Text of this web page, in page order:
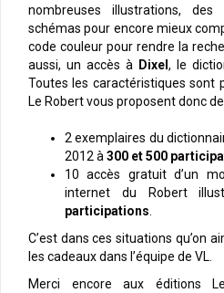
nombreuses illustrations,
schémas pour encore mieux
code couleur pour rendre la
aussi, un accès à Dixel, le
Toutes les caractéristiques sont
Le Robert vous proposent donc
2 exemplaires du
2012 à 300 et 500
10 accès gratuit d’un
internet du Robert
participations
C’est dans ces situations qu’on
les cadeaux dans l’équipe de VL.
Merci encore aux éditions